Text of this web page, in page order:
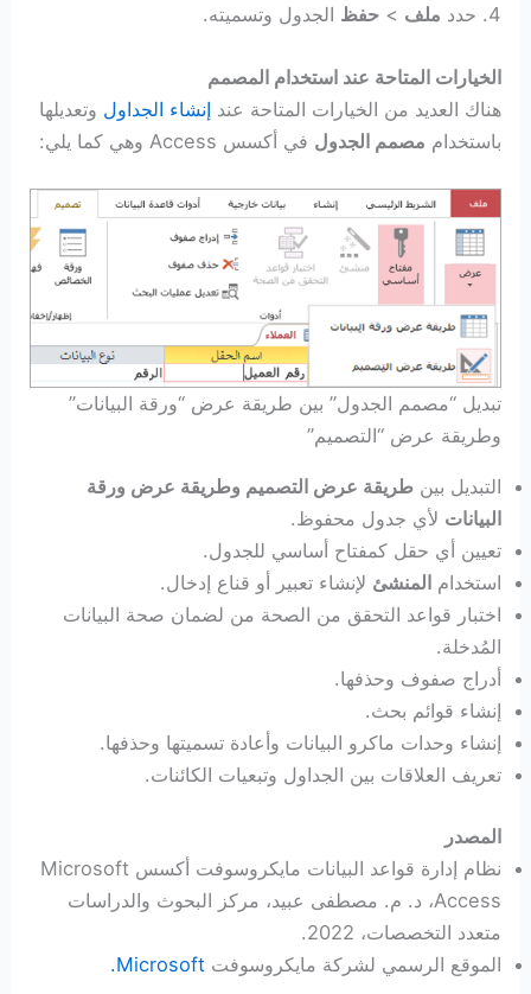
4. حدد ملف >حفظ الجدول وتسميته.
الخيارات المتاحة عند استخدام المصمم
هناك العديد من الخيارات المتاحة عند إنشاء الجداول وتعديلها
باستخدام مصمم الجدول في أكسس Access وهي كما يلي:
تبديل “مصمم الجدول” بين طريقة عرض “ورقة البيانات”
وطريقة عرض “التصميم”
التبديل بينطريقة عرض التصميم وطريقة عرض ورقة
البيانات لأي جدول محفوظ.
تعيين أي حقل كمفتاح أساسي للجدول.
استخدام المنشئ لإنشاء تعبير أو قناع إدخال.
اختبار قواعد التحقق من الصحة من لضمان صحة البيانات
المُدخلة.
أدراج صفوف وحذفها.
إنشاء قوائم بحث.
إنشاء وحدات ماكرو البيانات وأعادة تسميتها وحذفها.
تعريف العلاقات بين الجداول وتبعيات الكائنات.
المصدر
نظام إدارة قواعد البيانات مايكروسوفت أكسس Microsoft
Access، د. م. مصطفى عبيد، مركز البحوث والدراسات
متعدد التخصصات، 2022.
الموقع الرسمي لشركة مايكروسوفتMicrosoft.